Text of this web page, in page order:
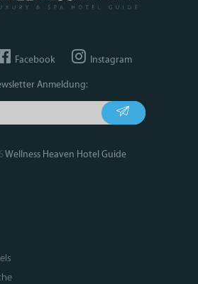
Facebook Instagram
Anmeldung:
Wellness Heaven Hotel Guide